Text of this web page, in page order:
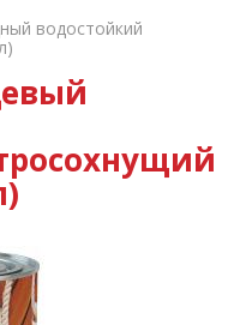
водостойкий